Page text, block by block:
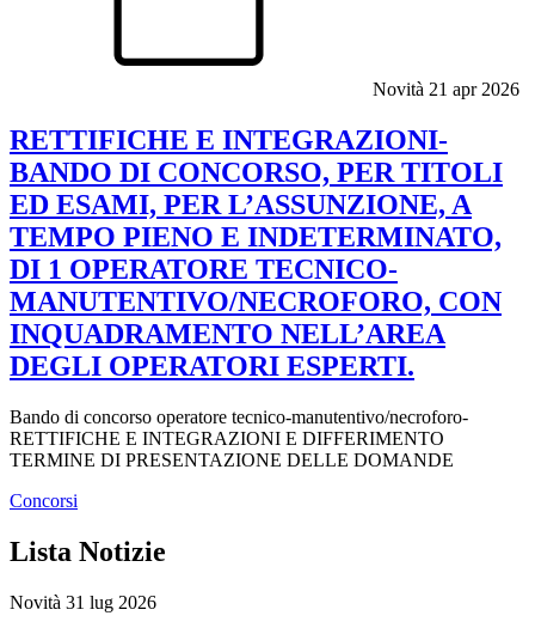
Novità 21 apr 2026
RETTIFICHE E INTEGRAZIONI-
BANDO DI CONCORSO, PER TITOLI
ED ESAMI, PER L’ASSUNZIONE, A
TEMPO PIENO E INDETERMINATO,
DI 1 OPERATORE TECNICO-
MANUTENTIVO/NECROFORO, CON
INQUADRAMENTO NELL’AREA
DEGLI OPERATORI ESPERTI.
Bando di concorso operatore tecnico-manutentivo/necroforo-
RETTIFICHE E INTEGRAZIONI E DIFFERIMENTO
TERMINE DI PRESENTAZIONE DELLE DOMANDE
Concorsi
Lista Notizie
Novità 31 lug 2026